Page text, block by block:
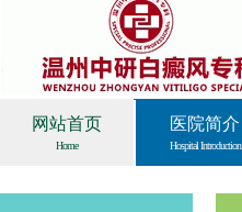
网站首页
Home
医院简介
Hospital Introduction